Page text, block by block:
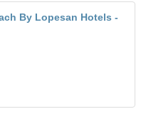
By Lopesan Hotels -